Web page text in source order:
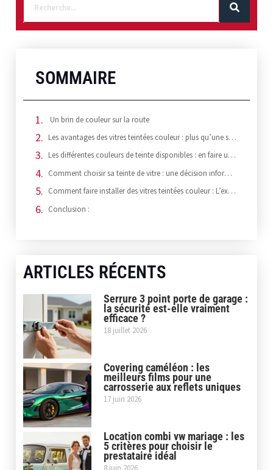
SOMMAIRE
Un brin de couleur sur la route
Les avantages des vitres teintées couleur : plus qu’une simple question d’esthétisme
Les différentes couleurs de teinte disponibles : en faire un choix personnel
Comment choisir sa teinte de vitre : une décision informée est toujours la meilleure
Comment faire installer des vitres teintées couleur : L’expertise est essentielle
Conclusion :
ARTICLES RÉCENTS
Serrure 3 point porte de garage :
la sécurité est-elle vraiment
efficace ?
18 juillet 2026
Covering caméléon : les
meilleurs films pour une
carrosserie aux reflets uniques
17 juin 2026
Location combi vw mariage : les
5 critères pour choisir le
prestataire idéal
8 juin 2026